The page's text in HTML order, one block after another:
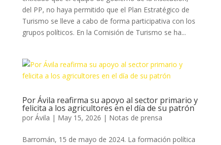
del PP, no haya permitido que el Plan Estratégico de
Turismo se lleve a cabo de forma participativa con los
grupos políticos. En la Comisión de Turismo se ha...
Por Ávila reafirma su apoyo al sector primario y
felicita a los agricultores en el día de su patrón
por Ávila | May 15, 2026 | Notas de prensa
Barromán, 15 de mayo de 2024. La formación política